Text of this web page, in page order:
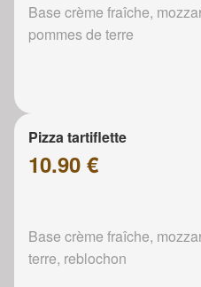
Base crème fraîche,
pommes de terre
Pizza tartiflette
10.90 €
Base crème fraîche,
terre, reblochon